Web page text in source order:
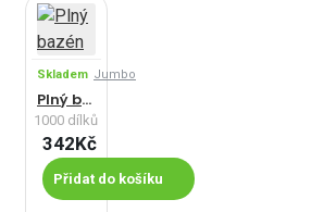
Skladem Jumbo
Plný bazén
1000 dílků
342Kč
Přidat do košíku